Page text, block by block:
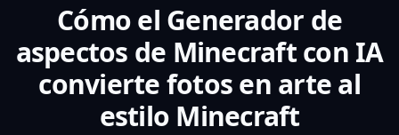
Cómo el Generador de
aspectos de Minecraft con IA
convierte fotos en arte al
estilo Minecraft